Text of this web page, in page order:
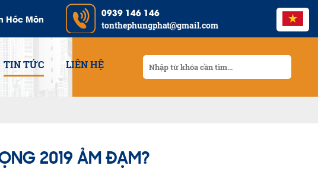
Hóc Môn 0939 146 146
tonthephungphat@gmail.com
TIN TỨC LIÊN HỆ
2019 ẢM ĐẠM?